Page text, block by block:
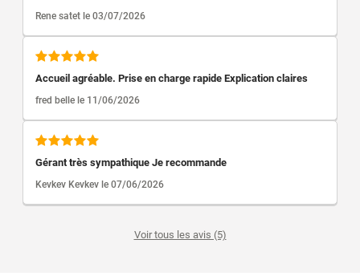
Rene satet le 03/07/2026
Accueil agréable. Prise en charge rapide Explication claires
fred belle le 11/06/2026
Gérant très sympathique Je recommande
Kevkev Kevkev le 07/06/2026
Voir tous les avis (5)